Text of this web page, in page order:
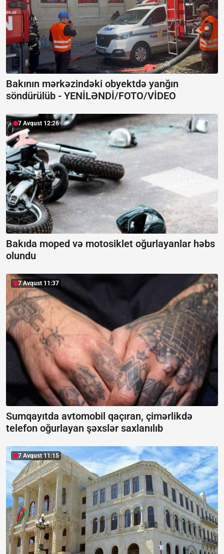
Bakının mərkəzindəki obyektdə yanğın
söndürülüb - YENİLƏNDİ/FOTO/VİDEO
7 Avqust 12:26
Bakıda moped və motosiklet oğurlayanlar həbs
olundu
7 Avqust 11:37
Sumqayıtda avtomobil qaçıran, çimərlikdə
telefon oğurlayan şəxslər saxlanılıb
7 Avqust 11:15